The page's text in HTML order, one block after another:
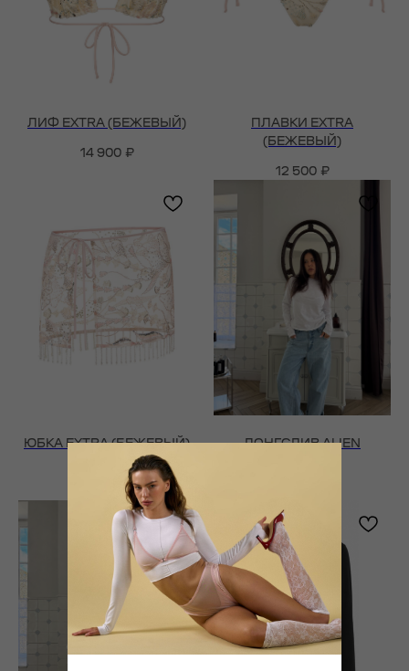
ЛИФ EXTRA (БЕЖЕВЫЙ)
14 900 ₽
ПЛАВКИ EXTRA
(БЕЖЕВЫЙ)
12 500 ₽
ЮБКА EXTRA (БЕЖЕВЫЙ)
₽
ЛОНГСЛИВ ALIEN